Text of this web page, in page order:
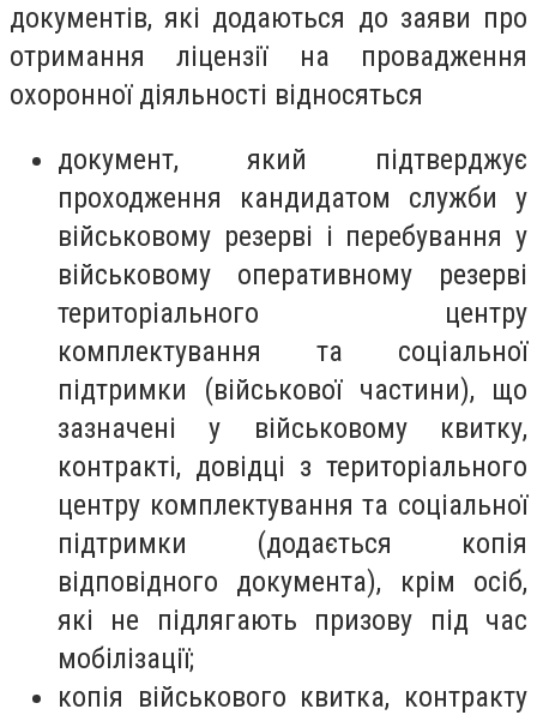
документів, які додаються до заяви про
отримання ліцензії на провадження
охоронної діяльності відносяться
документ, який підтверджує
проходження кандидатом служби у
військовому резерві і перебування у
військовому оперативному резерві
територіального центру
комплектування та соціальної
підтримки (військової частини), що
зазначені у військовому квитку,
контракті, довідці з територіального
центру комплектування та соціальної
підтримки (додається копія
відповідного документа), крім осіб,
які не підлягають призову під час
мобілізації;
копія військового квитка, контракту